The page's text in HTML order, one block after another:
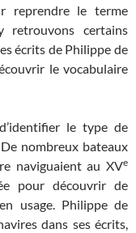
reprendre le terme
retrouvons certains
écrits de Philippe de
le vocabulaire
le type de
nombreux bateaux
naviguaient au XVe
pour découvrir de
usage. Philippe de
dans ses écrits,